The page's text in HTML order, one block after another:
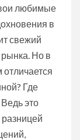
любимые
в
свежий
рынка. Но в
Где
это